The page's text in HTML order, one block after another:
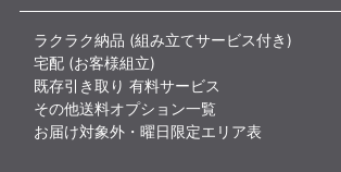
ラクラク納品 (組み立てサービス付き)
宅配 (お客様組立)
既存引き取り 有料サービス
その他送料オプション一覧
お届け対象外・曜日限定エリア表